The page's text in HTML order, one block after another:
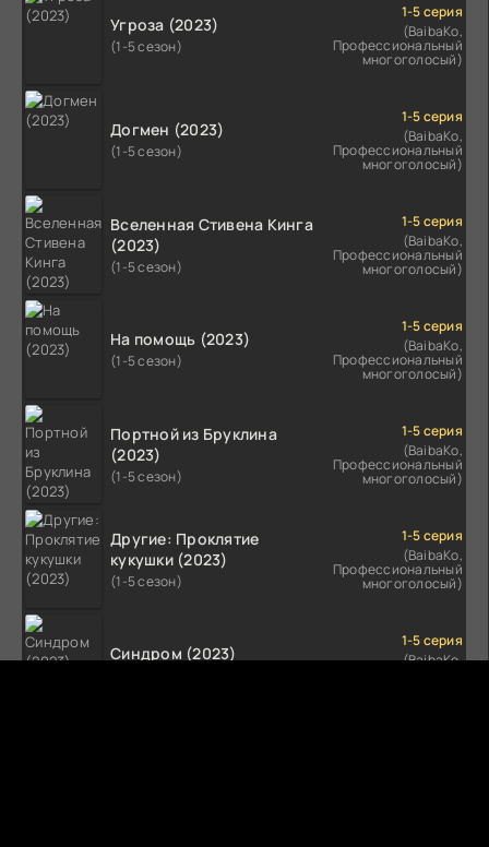
Угроза (2023)
(1-5 сезон)
1-5 серия
(BaibaKo,
Профессиональный
многоголосый)
Догмен (2023)
(1-5 сезон)
1-5 серия
(BaibaKo,
Профессиональный
многоголосый)
Вселенная Стивена Кинга
(2023)
(1-5 сезон)
1-5 серия
(BaibaKo,
Профессиональный
многоголосый)
На помощь (2023)
(1-5 сезон)
1-5 серия
(BaibaKo,
Профессиональный
многоголосый)
Портной из Бруклина
(2023)
(1-5 сезон)
1-5 серия
(BaibaKo,
Профессиональный
многоголосый)
Другие: Проклятие
кукушки (2023)
(1-5 сезон)
1-5 серия
(BaibaKo,
Профессиональный
многоголосый)
Синдром (2023)
1-5 серия
(BaibaKo,